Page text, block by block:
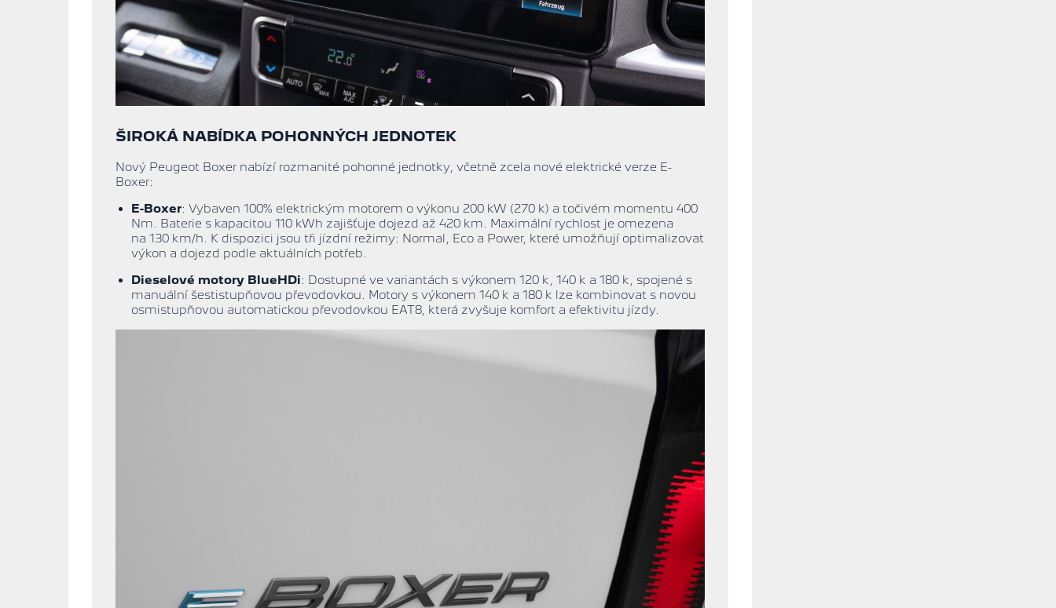
ŠIROKÁ NABÍDKA POHONNÝCH JEDNOTEK
Nový Peugeot Boxer nabízí rozmanité pohonné jednotky, včetně zcela nové elektrické verze E-
Boxer:
E-Boxer: Vybaven 100% elektrickým motorem o výkonu 200 kW (270 k) a točivém momentu 400
Nm. Baterie s kapacitou 110 kWh zajišťuje dojezd až 420 km. Maximální rychlost je omezena
na 130 km/h. K dispozici jsou tři jízdní režimy: Normal, Eco a Power, které umožňují optimalizovat
výkon a dojezd podle aktuálních potřeb.
Dieselové motory BlueHDi: Dostupné ve variantách s výkonem 120 k, 140 k a 180 k, spojené s
manuální šestistupňovou převodovkou. Motory s výkonem 140 k a 180 k lze kombinovat s novou
osmistupňovou automatickou převodovkou EAT8, která zvyšuje komfort a efektivitu jízdy.